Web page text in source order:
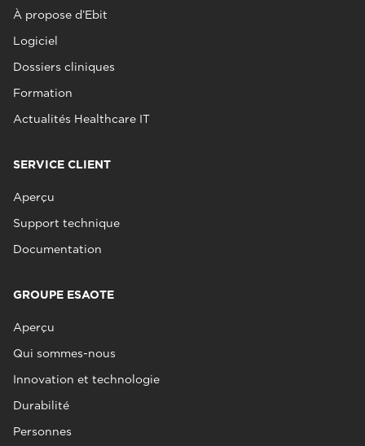
À propose d’Ebit
Logiciel
Dossiers cliniques
Formation
Actualités Healthcare IT
SERVICE CLIENT
Aperçu
Support technique
Documentation
GROUPE ESAOTE
Aperçu
Qui sommes-nous
Innovation et technologie
Durabilité
Personnes